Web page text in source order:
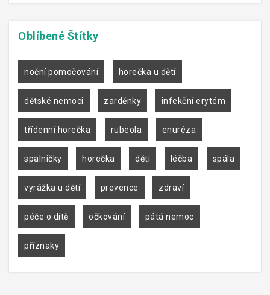
Oblíbené Štítky
noční pomočování horečka u dětí
dětské nemoci zarděnky infekční erytém
třídenní horečka rubeola enuréza
spalničky horečka děti léčba spála
vyrážka u dětí prevence zdraví
péče o dítě očkování pátá nemoc
příznaky